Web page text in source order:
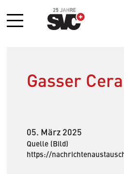
Menü
Gasser
05. März 2025
Quelle (Bild)
https://